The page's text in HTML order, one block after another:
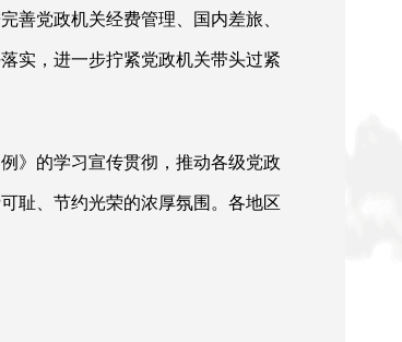
善党政机关经费管理、国内差旅、
实，进一步拧紧党政机关带头过紧
》的学习宣传贯彻，推动各级党政
耻、节约光荣的浓厚氛围。各地区